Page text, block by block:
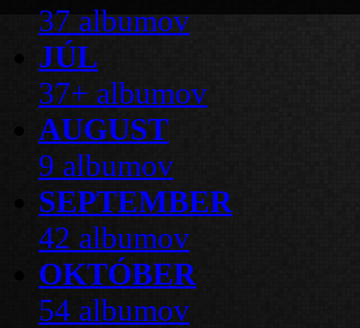
37 albumov
JÚL
37+ albumov
AUGUST
9 albumov
SEPTEMBER
42 albumov
OKTÓBER
54 albumov